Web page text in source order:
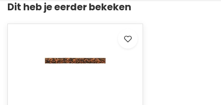
Dit heb je eerder bekeken